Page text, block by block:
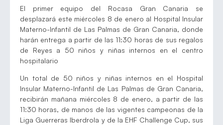
El primer equipo del Rocasa Gran Canaria se
desplazará este miércoles 8 de enero al Hospital Insular
Materno-Infantil de Las Palmas de Gran Canaria, donde
harán entrega a partir de las 11:30 horas de sus regalos
de Reyes a 50 niños y niñas internos en el centro
hospitalario
Un total de 50 niños y niñas internos en el Hospital
Insular Materno-Infantil de Las Palmas de Gran Canaria,
recibirán mañana miércoles 8 de enero, a partir de las
11:30 horas, de manos de las vigentes campeonas de la
Liga Guerreras Iberdrola y de la EHF Challenge Cup, sus